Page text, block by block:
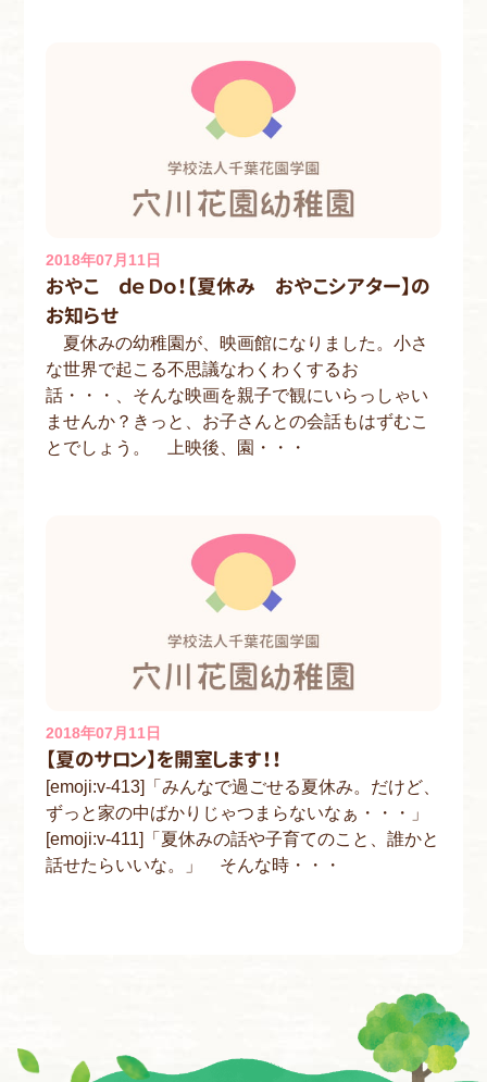
2018年07月11日
おやこ ｄｅ Ｄｏ！【夏休み おやこシアター】の
お知らせ
夏休みの幼稚園が、映画館になりました。小さ
な世界で起こる不思議なわくわくするお
話・・・、そんな映画を親子で観にいらっしゃい
ませんか？きっと、お子さんとの会話もはずむこ
とでしょう。 上映後、園・・・
2018年07月11日
【夏のサロン】を開室します！！
[emoji:v-413]「みんなで過ごせる夏休み。だけど、
ずっと家の中ばかりじゃつまらないなぁ・・・」
[emoji:v-411]「夏休みの話や子育てのこと、誰かと
話せたらいいな。」 そんな時・・・